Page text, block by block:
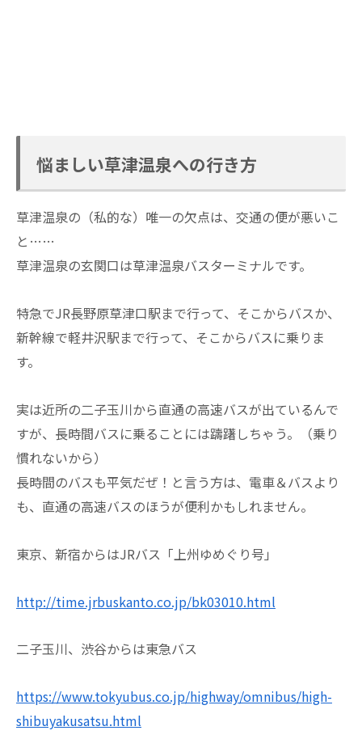
悩ましい草津温泉への行き方
草津温泉の（私的な）唯一の欠点は、交通の便が悪いこ
と……
草津温泉の玄関口は草津温泉バスターミナルです。
特急でJR長野原草津口駅まで行って、そこからバスか、
新幹線で軽井沢駅まで行って、そこからバスに乗りま
す。
実は近所の二子玉川から直通の高速バスが出ているんで
すが、長時間バスに乗ることには躊躇しちゃう。（乗り
慣れないから）
長時間のバスも平気だぜ！と言う方は、電車＆バスより
も、直通の高速バスのほうが便利かもしれません。
東京、新宿からはJRバス「上州ゆめぐり号」
http://time.jrbuskanto.co.jp/bk03010.html
二子玉川、渋谷からは東急バス
https://www.tokyubus.co.jp/highway/omnibus/high-
shibuyakusatsu.html